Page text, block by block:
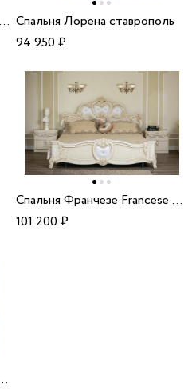
Спальный гарнитур Каролина 5дв Cпальня Лорена ставрополь
94 950₽
Cпальня Франчезе Francese L34
101 200₽
анна потапова